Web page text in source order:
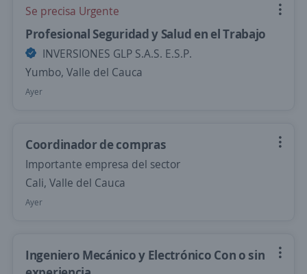
Se precisa Urgente
Profesional Seguridad y Salud en el Trabajo
INVERSIONES GLP S.A.S. E.S.P.
Yumbo, Valle del Cauca
Ayer
Coordinador de compras
Importante empresa del sector
Cali, Valle del Cauca
Ayer
Ingeniero Mecánico y Electrónico Con o sin